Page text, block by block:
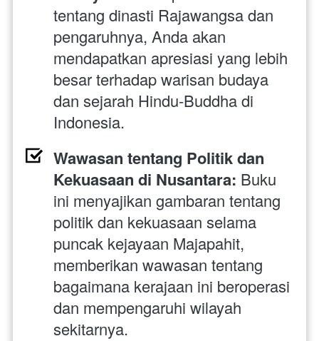
tentang dinasti Rajawangsa dan
pengaruhnya, Anda akan
mendapatkan apresiasi yang lebih
besar terhadap warisan budaya
dan sejarah Hindu-Buddha di
Indonesia.
Wawasan tentang Politik dan
Kekuasaan di Nusantara: Buku
ini menyajikan gambaran tentang
politik dan kekuasaan selama
puncak kejayaan Majapahit,
memberikan wawasan tentang
bagaimana kerajaan ini beroperasi
dan mempengaruhi wilayah
sekitarnya.